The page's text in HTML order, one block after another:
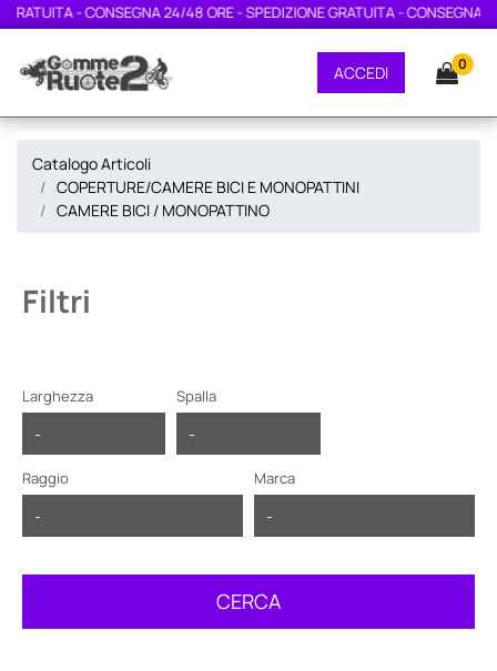
24/48 ORE - SPEDIZIONE GRATUITA - CONSEGNA 24/48 ORE -
ACCEDI 0
Catalogo Articoli
COPERTURE/CAMERE BICI E MONOPATTINI
CAMERE BICI / MONOPATTINO
Filtri
Larghezza Spalla
Raggio Marca